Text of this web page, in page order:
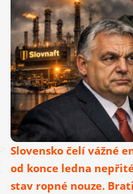
Slovensko čelí vážné
od konce ledna
stav ropné nouze.